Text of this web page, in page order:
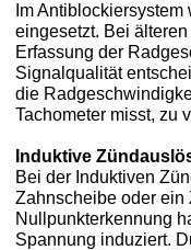
Im
eingesetzt. Bei
Erfassung der
Signalqualität
die
Tachometer misst, zu
Induktive
Bei der Induktiven
Zahnscheibe oder ein
Nullpunkterkennung
Spannung induziert.